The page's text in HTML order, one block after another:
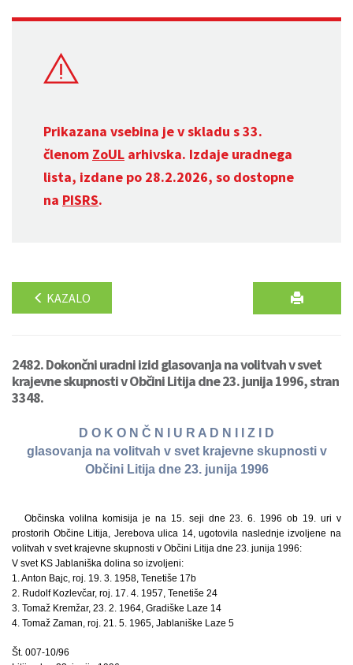
Prikazana vsebina je v skladu s 33.
členom ZoUL arhivska. Izdaje uradnega
lista, izdane po 28.2.2026, so dostopne
na PISRS.
KAZALO
2482. Dokončni uradni izid glasovanja na volitvah v svet
krajevne skupnosti v Občini Litija dne 23. junija 1996, stran
3348.
D O K O N Č N I U R A D N I I Z I D
glasovanja na volitvah v svet krajevne skupnosti v
Občini Litija dne 23. junija 1996
Občinska volilna komisija je na 15. seji dne 23. 6. 1996 ob 19. uri v
prostorih Občine Litija, Jerebova ulica 14, ugotovila naslednje izvoljene na
volitvah v svet krajevne skupnosti v Občini Litija dne 23. junija 1996:
V svet KS Jablaniška dolina so izvoljeni:
1. Anton Bajc, roj. 19. 3. 1958, Tenetiše 17b
2. Rudolf Kozlevčar, roj. 17. 4. 1957, Tenetiše 24
3. Tomaž Kremžar, 23. 2. 1964, Gradiške Laze 14
4. Tomaž Zaman, roj. 21. 5. 1965, Jablaniške Laze 5
Št. 007-10/96